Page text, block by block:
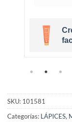
SKU: 101581
Categorías: LÁPICES,